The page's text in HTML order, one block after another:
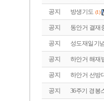
공지 방생기도 (1)
공지 동안거 결재
공지 성도재일기
공지 하안거 해재
공지 하안거 선방
공지 36주기 경봉